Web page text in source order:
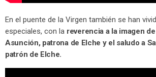
En el puente de la Virgen también se han
especiales, con la reverencia a la imagen
Asunción, patrona de Elche y el saludo a
patrón de Elche.